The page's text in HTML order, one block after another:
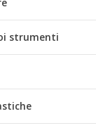
strumenti